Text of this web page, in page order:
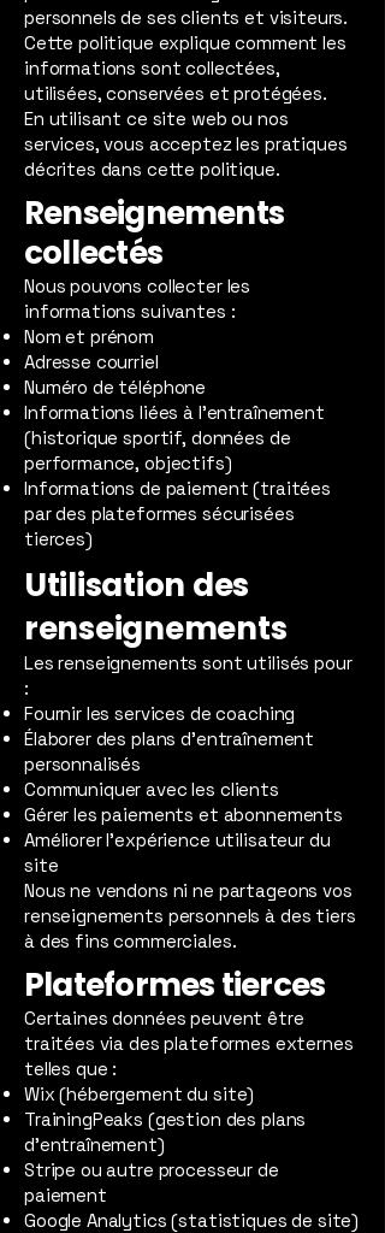
personnels de ses clients et visiteurs.
Cette politique explique comment les
informations sont collectées,
utilisées, conservées et protégées.
En utilisant ce site web ou nos
services, vous acceptez les pratiques
décrites dans cette politique.
Renseignements
collectés
Nous pouvons collecter les
informations suivantes :
Nom et prénom
Adresse courriel
Numéro de téléphone
Informations liées à l’entraînement
(historique sportif, données de
performance, objectifs)
Informations de paiement (traitées
par des plateformes sécurisées
tierces)
Utilisation des
renseignements
Les renseignements sont utilisés pour
:
Fournir les services de coaching
Élaborer des plans d’entraînement
personnalisés
Communiquer avec les clients
Gérer les paiements et abonnements
Améliorer l’expérience utilisateur du
site
Nous ne vendons ni ne partageons vos
renseignements personnels à des tiers
à des fins commerciales.
Plateformes tierces
Certaines données peuvent être
traitées via des plateformes externes
telles que :
Wix (hébergement du site)
TrainingPeaks (gestion des plans
d’entraînement)
Stripe ou autre processeur de
paiement
Google Analytics (statistiques de site)